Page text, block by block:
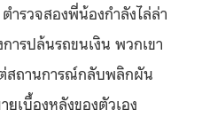
รวจสองพี่น้องกำลังไล่ล่า
ารปล้นรถขนเงิน พวกเขา
สถานการณ์กลับพลิกผัน
เบื้องหลังของตัวเอง